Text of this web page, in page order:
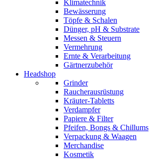
Klimatechnik
Bewässerung
Töpfe & Schalen
Dünger, pH & Substrate
Messen & Steuern
Vermehrung
Ernte & Verarbeitung
Gärtnerzubehör
Headshop
Grinder
Raucherausrüstung
Kräuter-Tabletts
Verdampfer
Papiere & Filter
Pfeifen, Bongs & Chillums
Verpackung & Waagen
Merchandise
Kosmetik